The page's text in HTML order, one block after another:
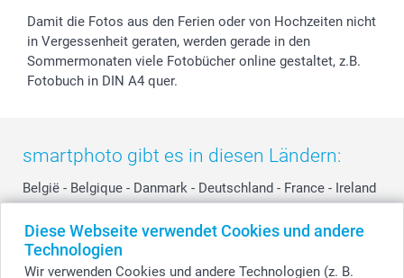
Diese Webseite verwendet Cookies und andere
Technologien
Wir verwenden Cookies und andere Technologien (z. B.
Damit die Fotos aus den Ferien oder von Hochzeiten nicht
in Vergessenheit geraten, werden gerade in den
Sommermonaten viele Fotobücher online gestaltet, z.B.
Fotobuch in DIN A4 quer.
smartphoto gibt es in diesen Ländern:
België - Belgique - Danmark - Deutschland - France - Ireland
Switzerland - Suomi - Sverige - United Kingdom -
Other Countries